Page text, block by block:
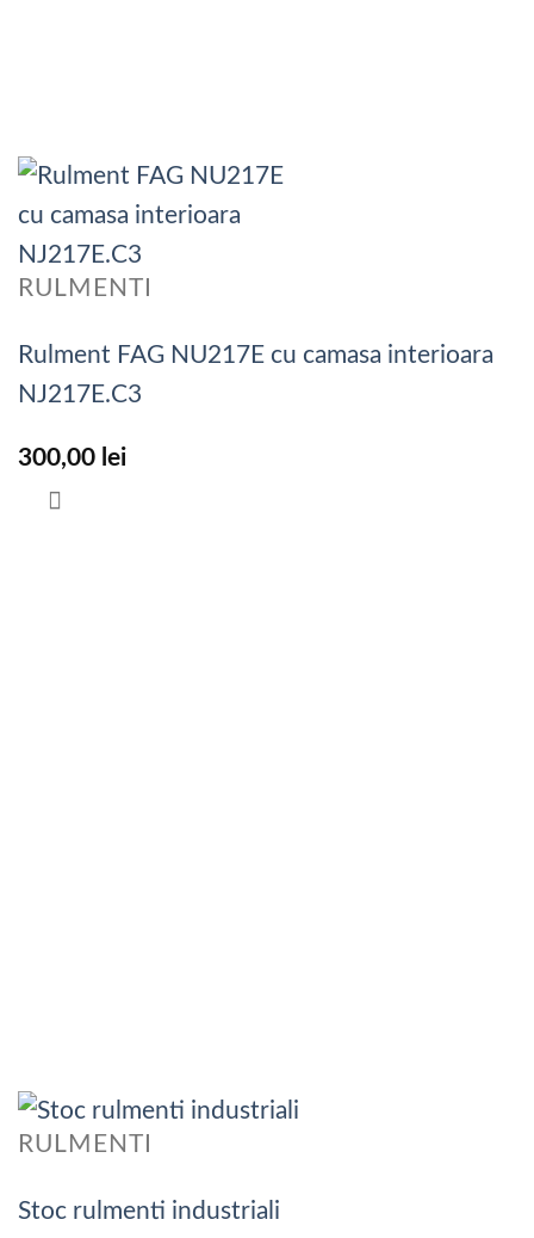
RULMENTI
Rulment FAG NU217E cu camasa interioara
NJ217E.C3
300,00 lei
RULMENTI
Stoc rulmenti industriali